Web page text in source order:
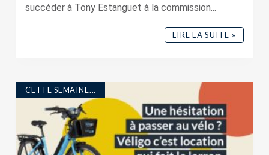
succéder à Tony Estanguet à la commission...
LIRE LA SUITE »
CETTE SEMAINE...